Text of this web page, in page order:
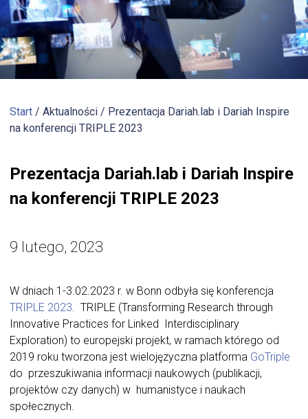
Start / Aktualności / Prezentacja Dariah.lab i Dariah Inspire
na konferencji TRIPLE 2023
Prezentacja Dariah.lab i Dariah Inspire
na konferencji TRIPLE 2023
9 lutego, 2023
W dniach 1-3.02.2023 r. w Bonn odbyła się konferencja
TRIPLE 2023 . TRIPLE (Transforming Research through
Innovative Practices for Linked Interdisciplinary
Exploration) to europejski projekt, w ramach którego od
2019 roku tworzona jest wielojęzyczna platforma GoTriple
do przeszukiwania informacji naukowych (publikacji,
projektów czy danych) w humanistyce i naukach
społecznych.